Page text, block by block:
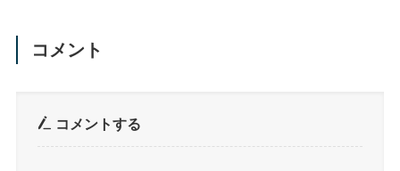
コメント
コメントする